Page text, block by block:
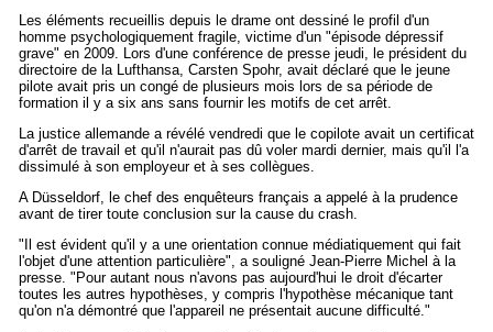
Les éléments recueillis depuis le drame ont dessiné le profil d'un
homme psychologiquement fragile, victime d'un "épisode dépressif
grave" en 2009. Lors d'une conférence de presse jeudi, le président du
directoire de la Lufthansa, Carsten Spohr, avait déclaré que le jeune
pilote avait pris un congé de plusieurs mois lors de sa période de
formation il y a six ans sans fournir les motifs de cet arrêt.
La justice allemande a révélé vendredi que le copilote avait un certificat
d'arrêt de travail et qu'il n'aurait pas dû voler mardi dernier, mais qu'il l'a
dissimulé à son employeur et à ses collègues.
A Düsseldorf, le chef des enquêteurs français a appelé à la prudence
avant de tirer toute conclusion sur la cause du crash.
"Il est évident qu'il y a une orientation connue médiatiquement qui fait
l'objet d'une attention particulière", a souligné Jean-Pierre Michel à la
presse. "Pour autant nous n'avons pas aujourd'hui le droit d'écarter
toutes les autres hypothèses, y compris l'hypothèse mécanique tant
qu'on n'a démontré que l'appareil ne présentait aucune difficulté."